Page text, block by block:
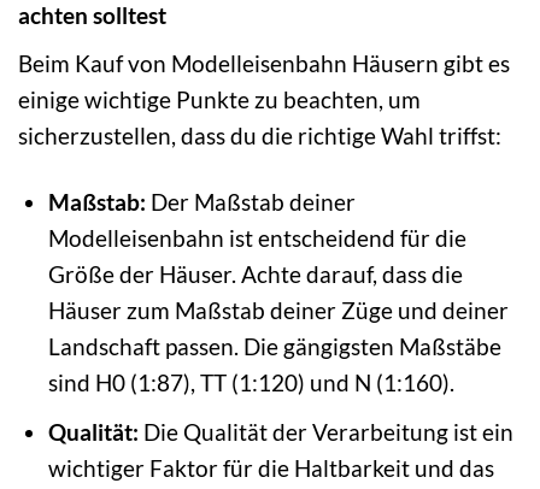
achten solltest
Beim Kauf von Modelleisenbahn Häusern gibt es
einige wichtige Punkte zu beachten, um
sicherzustellen, dass du die richtige Wahl triffst:
Maßstab: Der Maßstab deiner
Modelleisenbahn ist entscheidend für die
Größe der Häuser. Achte darauf, dass die
Häuser zum Maßstab deiner Züge und deiner
Landschaft passen. Die gängigsten Maßstäbe
sind H0 (1:87), TT (1:120) und N (1:160).
Qualität: Die Qualität der Verarbeitung ist ein
wichtiger Faktor für die Haltbarkeit und das